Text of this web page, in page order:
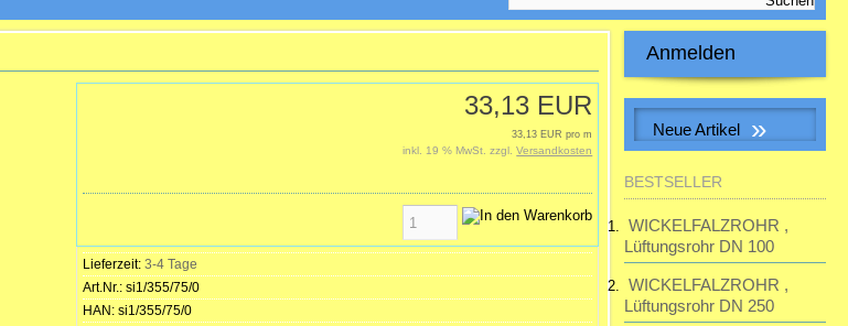
33,13 EUR
33,13 EUR pro m
inkl. 19 % MwSt. zzgl.Versandkosten
Lieferzeit: 3-4 Tage
Art.Nr.: si1/355/75/0
HAN: si1/355/75/0
Anmelden
Passwort vergessen?
Neue Artikel »
Kleinraum-Ventilatator, Feuchte,
LED
195,23 EUR
BESTSELLER
WICKELFALZROHR ,
Lüftungsrohr DN 100
WICKELFALZROHR ,
Lüftungsrohr DN 250